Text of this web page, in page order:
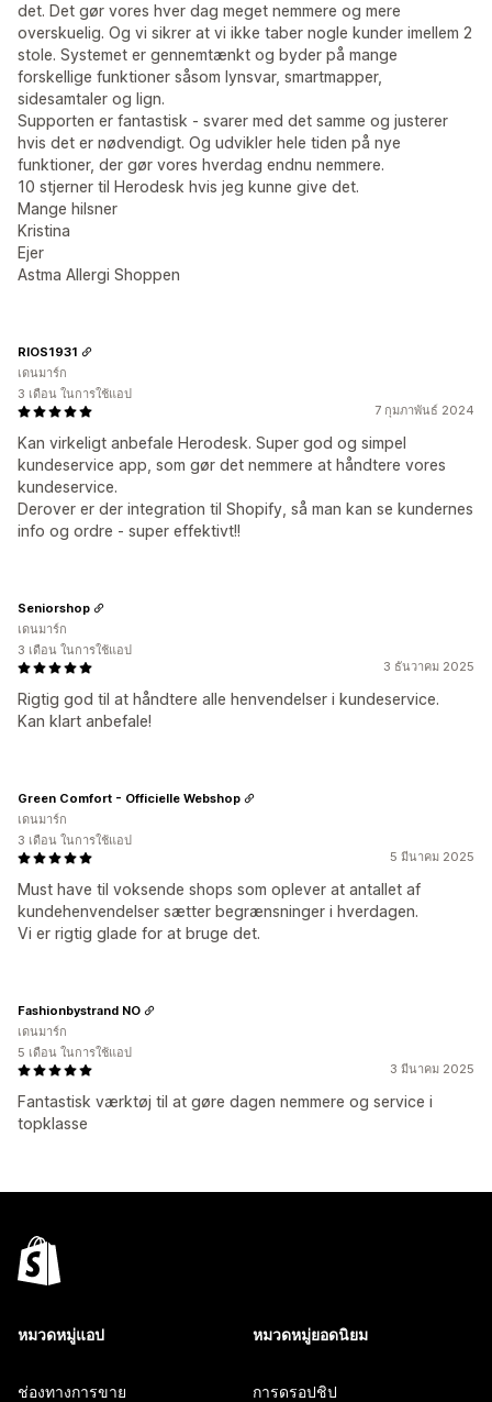
det. Det gør vores hver dag meget nemmere og mere
overskuelig. Og vi sikrer at vi ikke taber nogle kunder imellem 2
stole. Systemet er gennemtænkt og byder på mange
forskellige funktioner såsom lynsvar, smartmapper,
sidesamtaler og lign.
Supporten er fantastisk - svarer med det samme og justerer
hvis det er nødvendigt. Og udvikler hele tiden på nye
funktioner, der gør vores hverdag endnu nemmere.
10 stjerner til Herodesk hvis jeg kunne give det.
Mange hilsner
Kristina
Ejer
Astma Allergi Shoppen
7 กุมภาพันธ์ 2024
Kan virkeligt anbefale Herodesk. Super god og simpel
kundeservice app, som gør det nemmere at håndtere vores
kundeservice.
Derover er der integration til Shopify, så man kan se kundernes
info og ordre - super effektivt!!
RIOS1931
เดนมาร์ก
3 เดือน ในการใช้แอป
3 ธันวาคม 2025
Rigtig god til at håndtere alle henvendelser i kundeservice.
Kan klart anbefale!
Seniorshop
เดนมาร์ก
3 เดือน ในการใช้แอป
5 มีนาคม 2025
Must have til voksende shops som oplever at antallet af
kundehenvendelser sætter begrænsninger i hverdagen.
Vi er rigtig glade for at bruge det.
Green Comfort - Officielle Webshop
เดนมาร์ก
3 เดือน ในการใช้แอป
3 มีนาคม 2025
Fantastisk værktøj til at gøre dagen nemmere og service i
topklasse
Fashionbystrand NO
เดนมาร์ก
5 เดือน ในการใช้แอป
หมวดหมู่แอป
ช่องทางการขาย
หมวดหมู่ยอดนิยม
การดรอปชิป